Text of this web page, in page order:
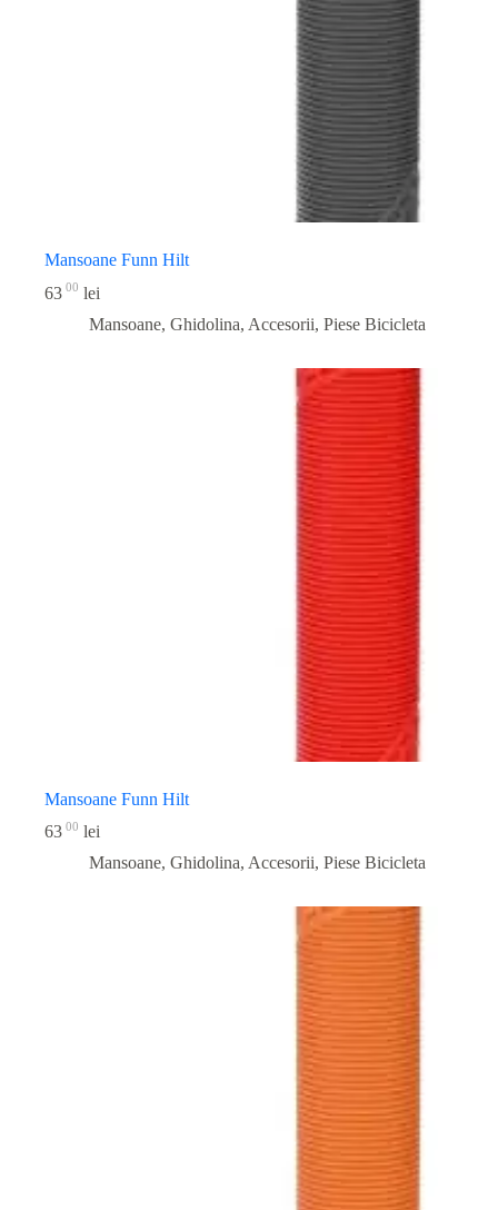
Mansoane Funn Hilt
63 00 lei
Mansoane, Ghidolina, Accesorii, Piese Bicicleta
Mansoane Funn Hilt
63 00 lei
Mansoane, Ghidolina, Accesorii, Piese Bicicleta